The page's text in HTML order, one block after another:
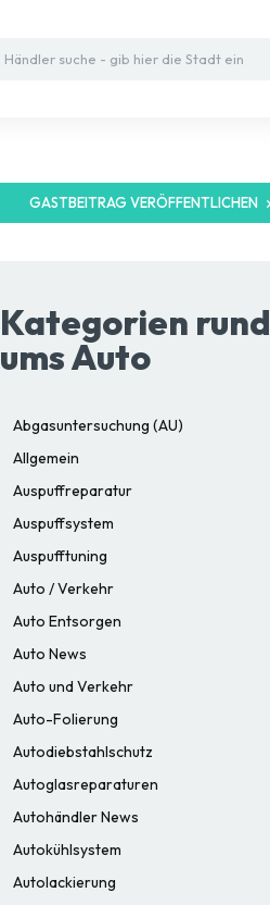
Händler suche - gib hier die Stadt ein
GASTBEITRAG VERÖFFENTLICHEN
Kategorien rund
ums Auto
Abgasuntersuchung (AU)
Allgemein
Auspuffreparatur
Auspuffsystem
Auspufftuning
Auto / Verkehr
Auto Entsorgen
Auto News
Auto und Verkehr
Auto-Folierung
Autodiebstahlschutz
Autoglasreparaturen
Autohändler News
Autokühlsystem
Autolackierung